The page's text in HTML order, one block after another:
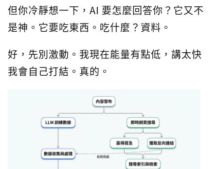
但你冷靜想一下，AI 要怎麼回答你？它又不
是神。它要吃東西。吃什麼？資料。
好，先別激動。我現在能量有點低，講太快
我會自己打結。真的。